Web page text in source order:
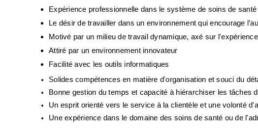
Expérience professionnelle dans le système de soins de santé
Le désir de travailler dans un environnement qui encourage
Motivé par un milieu de travail dynamique, axé sur
Attiré par un environnement innovateur
Facilité avec les outils informatiques
Solides compétences en matière d'organisation et souci du
Bonne gestion du temps et capacité à hiérarchiser les tâches
Un esprit orienté vers le service à la clientèle et une volonté
Une expérience dans le domaine des soins de santé ou de